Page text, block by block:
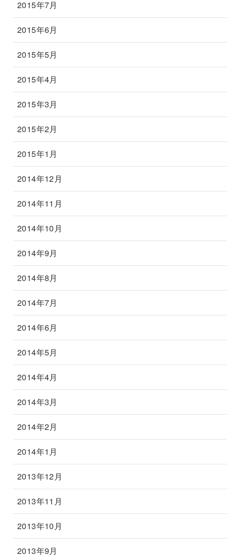
2015年7月
2015年6月
2015年5月
2015年4月
2015年3月
2015年2月
2015年1月
2014年12月
2014年11月
2014年10月
2014年9月
2014年8月
2014年7月
2014年6月
2014年5月
2014年4月
2014年3月
2014年2月
2014年1月
2013年12月
2013年11月
2013年10月
2013年9月